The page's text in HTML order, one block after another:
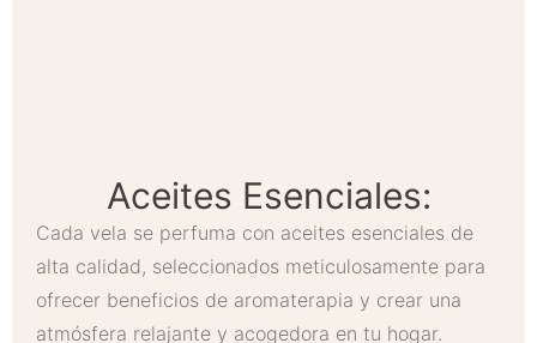
Aceites Esenciales:
Cada vela se perfuma con aceites esenciales de
alta calidad, seleccionados meticulosamente para
ofrecer beneficios de aromaterapia y crear una
atmósfera relajante y acogedora en tu hogar.